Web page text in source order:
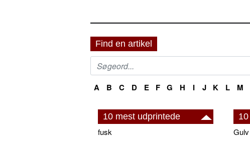
Find en artikel
A B C D E F G H I J K L M
10 mest udprintede
fusk